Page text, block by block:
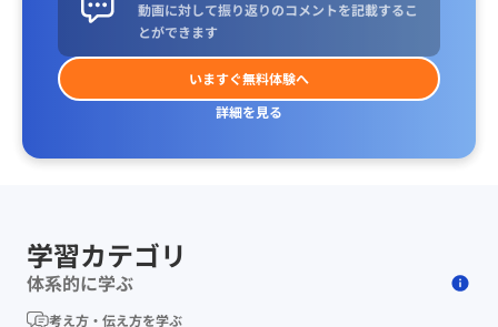
動画に対して振り返りのコメントを記載するこ
とができます
いますぐ無料体験へ
詳細を見る
学習カテゴリ
体系的に学ぶ
考え方・伝え方を学ぶ